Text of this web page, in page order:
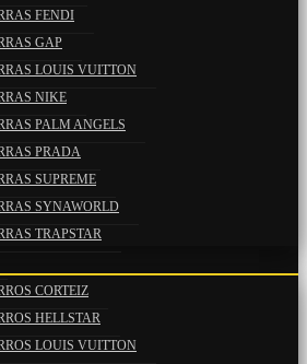
FENDI
GAP
LOUIS VUITTON
NIKE
PALM ANGELS
PRADA
SUPREME
SYNAWORLD
TRAPSTAR
CORTEIZ
HELLSTAR
LOUIS VUITTON